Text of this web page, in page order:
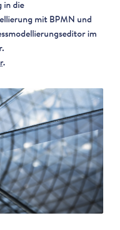
in die
mit BPMN und
im
.